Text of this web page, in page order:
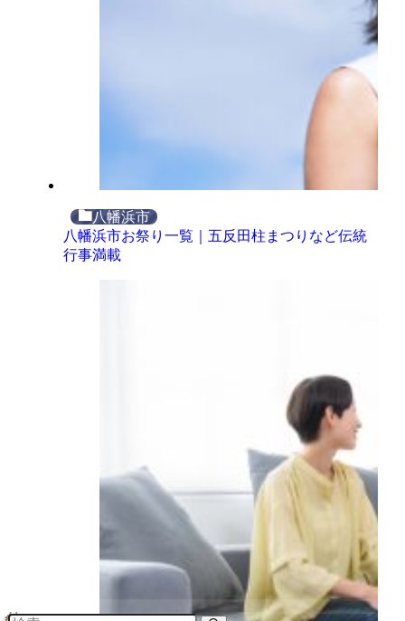
八幡浜市
八幡浜市お祭り一覧｜五反田柱まつりなど伝統
行事満載